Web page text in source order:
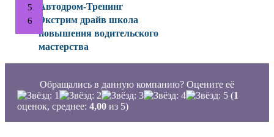
Автодром-Тренинг
Экстрим драйв школа
повышения водительского
мастерства
Обращались в данную компанию? Оцените её
(1
оценок, среднее: 4,00 из 5)